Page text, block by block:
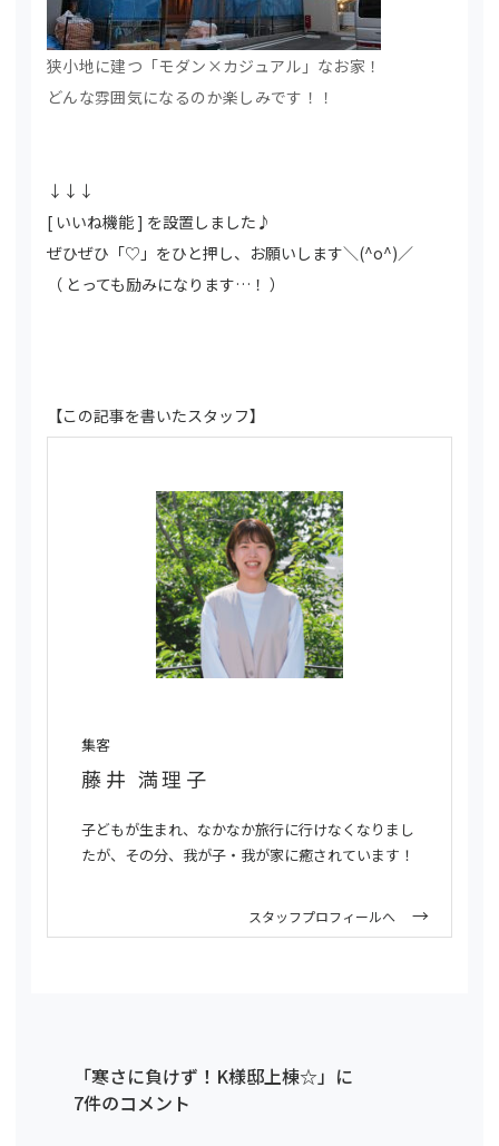
狭小地に建つ「モダン×カジュアル」なお家！
どんな雰囲気になるのか楽しみです！！
↓↓↓
[ いいね機能 ] を設置しました♪
ぜひぜひ「♡」をひと押し、お願いします＼(^o^)／
（ とっても励みになります…！ ）
【この記事を書いたスタッフ】
集客
藤井 満理子
子どもが生まれ、なかなか旅行に行けなくなりまし
たが、その分、我が子・我が家に癒されています！
スタッフプロフィールへ
「寒さに負けず！K様邸上棟☆」に
7件のコメント